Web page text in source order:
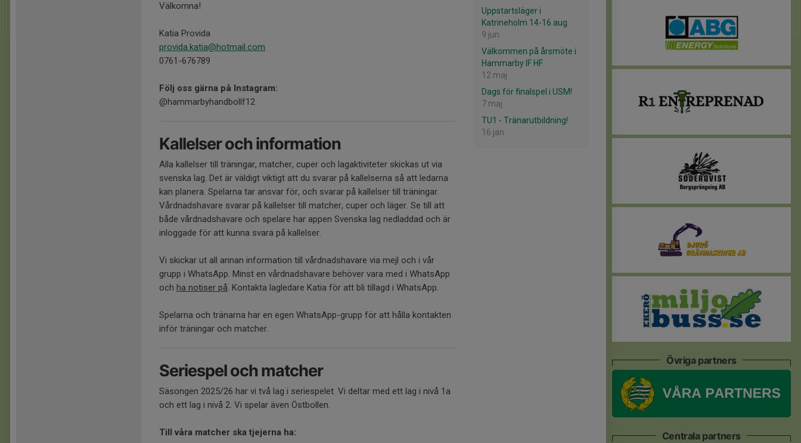
Uppstartsläger i
Katrineholm 14-16 aug
9 jun
Välkommen på årsmöte i
Hammarby IF HF
12 maj
Dags för finalspel i USM!
7 maj
TU1 - Tränarutbildning!
16 jan
Välkomna!
Katia Provida
provida.katia@hotmail.com
0761-676789
Följ oss gärna på Instagram:
@hammarbyhandbollf12
Kallelser och information
Alla kallelser till träningar, matcher, cuper och lagaktiviteter skickas ut via
svenska lag. Det är väldigt viktigt att du svarar på kallelserna så att ledarna
kan planera. Spelarna tar ansvar för, och svarar på kallelser till träningar.
Vårdnadshavare svarar på kallelser till matcher, cuper och läger. Se till att
både vårdnadshavare och spelare har appen Svenska lag nedladdad och är
inloggade för att kunna svara på kallelser.
Vi skickar ut all annan information till vårdnadshavare via mejl och i vår
grupp i WhatsApp. Minst en vårdnadshavare behöver vara med i WhatsApp
och ha notiser på. Kontakta lagledare Katia för att bli tillagd i WhatsApp.
Spelarna och tränarna har en egen WhatsApp-grupp för att hålla kontakten
inför träningar och matcher.
Seriespel och matcher
Säsongen 2025/26 har vi två lag i seriespelet. Vi deltar med ett lag i nivå 1a
och ett lag i nivå 2. Vi spelar även Östbollen.
Till våra matcher ska tjejerna ha:
Övriga partners
Centrala partners